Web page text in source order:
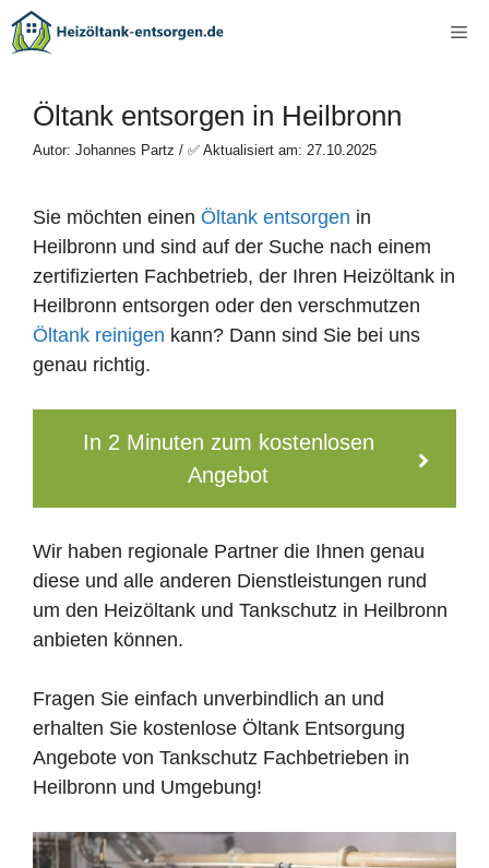
Zum
Inhalt
Öltank entsorgen in Heilbronn
Autor: Johannes Partz / ✅ Aktualisiert am: 27.10.2025
Sie möchten einen Öltank entsorgen in
Heilbronn und sind auf der Suche nach einem
zertifizierten Fachbetrieb, der Ihren Heizöltank in
Heilbronn entsorgen oder den verschmutzen
Öltank reinigen kann? Dann sind Sie bei uns
genau richtig.
In 2 Minuten zum kostenlosen
Angebot
Wir haben regionale Partner die Ihnen genau
diese und alle anderen Dienstleistungen rund
um den Heizöltank und Tankschutz in Heilbronn
anbieten können.
Fragen Sie einfach unverbindlich an und
erhalten Sie kostenlose Öltank Entsorgung
Angebote von Tankschutz Fachbetrieben in
Heilbronn und Umgebung!